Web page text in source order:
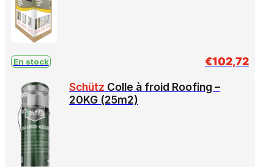
En stock €102,72
Schütz Colle à froid Roofing –
20KG (25m2)